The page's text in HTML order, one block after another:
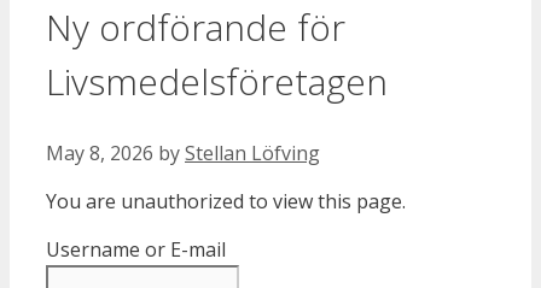
Ny ordförande för
Livsmedelsföretagen
May 8, 2026 byStellan Löfving
You are unauthorized to view this page.
Username or E-mail